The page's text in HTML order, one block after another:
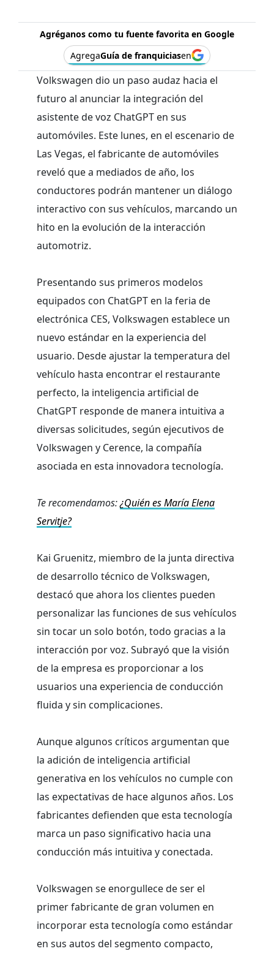
Agréganos como tu fuente favorita en Google
AgregaGuía de franquiciasen
Volkswagen dio un paso audaz hacia el
futuro al anunciar la integración del
asistente de voz ChatGPT en sus
automóviles. Este lunes, en el escenario de
Las Vegas, el fabricante de automóviles
reveló que a mediados de año, los
conductores podrán mantener un diálogo
interactivo con sus vehículos, marcando un
hito en la evolución de la interacción
automotriz.
Presentando sus primeros modelos
equipados con ChatGPT en la feria de
electrónica CES, Volkswagen establece un
nuevo estándar en la experiencia del
usuario. Desde ajustar la temperatura del
vehículo hasta encontrar el restaurante
perfecto, la inteligencia artificial de
ChatGPT responde de manera intuitiva a
diversas solicitudes, según ejecutivos de
Volkswagen y Cerence, la compañía
asociada en esta innovadora tecnología.
Te recomendamos:¿Quién es María Elena
Servitje?
Kai Gruenitz, miembro de la junta directiva
de desarrollo técnico de Volkswagen,
destacó que ahora los clientes pueden
personalizar las funciones de sus vehículos
sin tocar un solo botón, todo gracias a la
interacción por voz. Subrayó que la visión
de la empresa es proporcionar a los
usuarios una experiencia de conducción
fluida y sin complicaciones.
Aunque algunos críticos argumentan que
la adición de inteligencia artificial
generativa en los vehículos no cumple con
las expectativas de hace algunos años. Los
fabricantes defienden que esta tecnología
marca un paso significativo hacia una
conducción más intuitiva y conectada.
Volkswagen se enorgullece de ser el
primer fabricante de gran volumen en
incorporar esta tecnología como estándar
en sus autos del segmento compacto,